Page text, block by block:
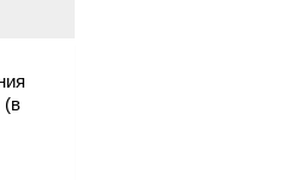
(в